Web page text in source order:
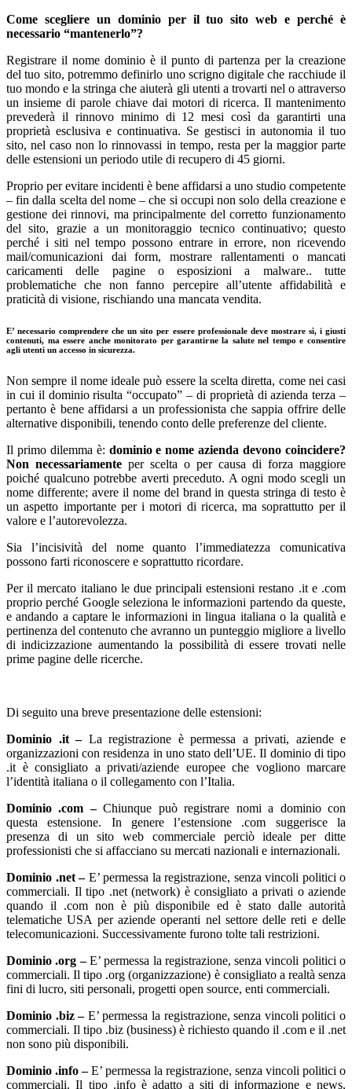
Come scegliere un dominio per il tuo sito web e perché è
necessario “mantenerlo”?
Registrare il nome dominio è il punto di partenza per la creazione
del tuo sito, potremmo definirlo uno scrigno digitale che racchiude il
tuo mondo e la stringa che aiuterà gli utenti a trovarti nel o attraverso
un insieme di parole chiave dai motori di ricerca. Il mantenimento
prevederà il rinnovo minimo di 12 mesi così da garantirti una
proprietà esclusiva e continuativa. Se gestisci in autonomia il tuo
sito, nel caso non lo rinnovassi in tempo, resta per la maggior parte
delle estensioni un periodo utile di recupero di 45 giorni.
Proprio per evitare incidenti è bene affidarsi a uno studio competente
– fin dalla scelta del nome – che si occupi non solo della creazione e
gestione dei rinnovi, ma principalmente del corretto funzionamento
del sito, grazie a un monitoraggio tecnico continuativo; questo
perché i siti nel tempo possono entrare in errore, non ricevendo
mail/comunicazioni dai form, mostrare rallentamenti o mancati
caricamenti delle pagine o esposizioni a malware.. tutte
problematiche che non fanno percepire all’utente affidabilità e
praticità di visione, rischiando una mancata vendita.
E’ necessario comprendere che un sito per essere professionale deve mostrare sì, i giusti
contenuti, ma essere anche monitorato per garantirne la salute nel tempo e consentire
agli utenti un accesso in sicurezza.
Non sempre il nome ideale può essere la scelta diretta, come nei casi
in cui il dominio risulta “occupato” – di proprietà di azienda terza –
pertanto è bene affidarsi a un professionista che sappia offrire delle
alternative disponibili, tenendo conto delle preferenze del cliente.
Il primo dilemma è: dominio e nome azienda devono coincidere?
Non necessariamente per scelta o per causa di forza maggiore
poiché qualcuno potrebbe averti preceduto. A ogni modo scegli un
nome differente; avere il nome del brand in questa stringa di testo è
un aspetto importante per i motori di ricerca, ma soprattutto per il
valore e l’autorevolezza.
Sia l’incisività del nome quanto l’immediatezza comunicativa
possono farti riconoscere e soprattutto ricordare.
Per il mercato italiano le due principali estensioni restano .it e .com
proprio perché Google seleziona le informazioni partendo da queste,
e andando a captare le informazioni in lingua italiana o la qualità e
pertinenza del contenuto che avranno un punteggio migliore a livello
di indicizzazione aumentando la possibilità di essere trovati nelle
prime pagine delle ricerche.
Di seguito una breve presentazione delle estensioni:
Dominio .it – La registrazione è permessa a privati, aziende e
organizzazioni con residenza in uno stato dell’UE. Il dominio di tipo
.it è consigliato a privati/aziende europee che vogliono marcare
l’identità italiana o il collegamento con l’Italia.
Dominio .com –Chiunque può registrare nomi a dominio con
questa estensione. In genere l’estensione .com suggerisce la
presenza di un sito web commerciale perciò ideale per ditte
professionisti che si affacciano su mercati nazionali e internazionali.
Dominio .net – E’ permessa la registrazione, senza vincoli politici o
commerciali. Il tipo .net (network) è consigliato a privati o aziende
quando il .com non è più disponibile ed è stato dalle autorità
telematiche USA per aziende operanti nel settore delle reti e delle
telecomunicazioni. Successivamente furono tolte tali restrizioni.
Dominio .org –E’ permessa la registrazione, senza vincoli politici o
commerciali. Il tipo .org (organizzazione) è consigliato a realtà senza
fini di lucro, siti personali, progetti open source, enti commerciali.
Dominio .biz – E’ permessa la registrazione, senza vincoli politici o
commerciali. Il tipo .biz (business) è richiesto quando il .com e il .net
non sono più disponibili.
Dominio .info –E’ permessa la registrazione, senza vincoli politici o
commerciali. Il tipo .info è adatto a siti di informazione e news,